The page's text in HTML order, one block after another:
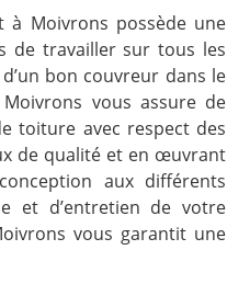
à Moivrons possède une
de travailler sur tous les
bon couvreur dans le
vous assure de
toiture avec respect des
de qualité et en œuvrant
aux différents
et d’entretien de votre
vous garantit une